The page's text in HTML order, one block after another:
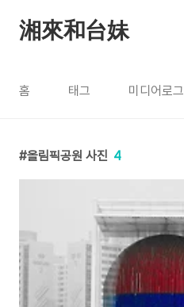
湘來和台妹
홈 태그 미디어로그
올림픽공원 사진 4